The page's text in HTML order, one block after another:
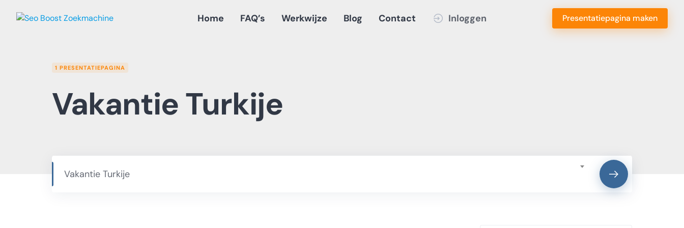
Home FAQ’s Werkwijze Blog Contact Inloggen Presentatiepagina maken
1 PRESENTATIEPAGINA
Vakantie Turkije
Vakantie Turkije